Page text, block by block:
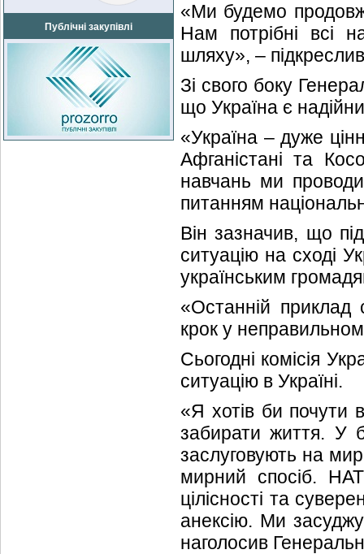
Публічні закупівлі
«Ми будемо
Нам потрібні всі
шляху», –
Зі свого боку
що Україна є
«Україна – дуже
Афганістані та
навчань ми
питанням
Він зазначив, що
ситуацію на сході
українським
«Останній приклад
крок у
Сьогодні комісія
ситуацію в Україні.
«Я хотів би почути
забирати життя. У
заслуговують на
мирний спосіб.
цілісності та
анексію. Ми
наголосив